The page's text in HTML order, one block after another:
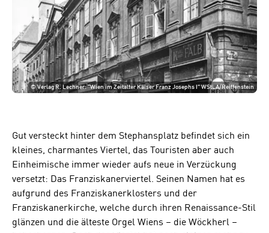
©Verlag R. Lechner: "Wien im Zeitalter Kaiser Franz Josephs I" WStLA/Reiffenstein
Gut versteckt hinter dem Stephansplatz befindet sich ein
kleines, charmantes Viertel, das Touristen aber auch
Einheimische immer wieder aufs neue in Verzückung
versetzt: Das Franziskanerviertel. Seinen Namen hat es
aufgrund des Franziskanerklosters und der
Franziskanerkirche, welche durch ihren Renaissance-Stil
glänzen und die älteste Orgel Wiens – die Wöckherl –